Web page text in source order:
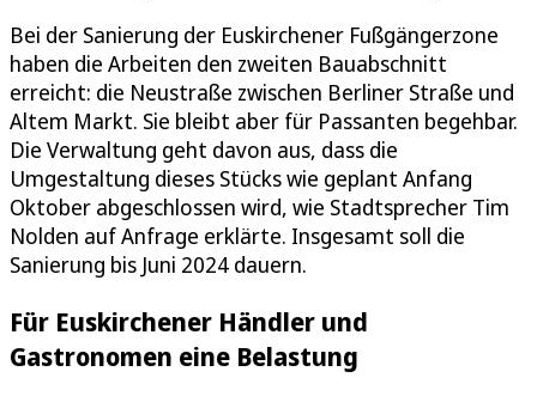
Bei der Sanierung der Euskirchener Fußgängerzone
haben die Arbeiten den zweiten Bauabschnitt
erreicht: die Neustraße zwischen Berliner Straße und
Altem Markt. Sie bleibt aber für Passanten begehbar.
Die Verwaltung geht davon aus, dass die
Umgestaltung dieses Stücks wie geplant Anfang
Oktober abgeschlossen wird, wie Stadtsprecher Tim
Nolden auf Anfrage erklärte. Insgesamt soll die
Sanierung bis Juni 2024 dauern.
Für Euskirchener Händler und
Gastronomen eine Belastung